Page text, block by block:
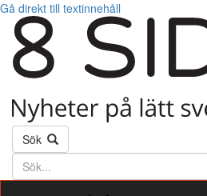
Gå direkt till textinnehåll
Sök
Söktext